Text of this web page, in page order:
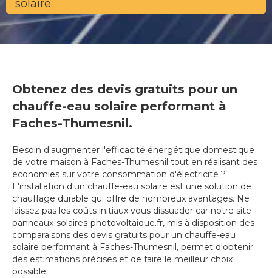
solaire
Obtenez des devis gratuits pour un
chauffe-eau solaire performant à
Faches-Thumesnil.
Besoin d'augmenter l'efficacité énergétique domestique
de votre maison à Faches-Thumesnil tout en réalisant des
économies sur votre consommation d'électricité ?
L'installation d'un chauffe-eau solaire est une solution de
chauffage durable qui offre de nombreux avantages. Ne
laissez pas les coûts initiaux vous dissuader car notre site
panneaux-solaires-photovoltaique.fr, mis à disposition des
comparaisons des devis gratuits pour un chauffe-eau
solaire performant à Faches-Thumesnil, permet d'obtenir
des estimations précises et de faire le meilleur choix
possible.